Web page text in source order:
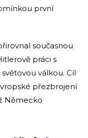
první
současnou
práci s
válkou. Cíl
přezbrojení
Německo